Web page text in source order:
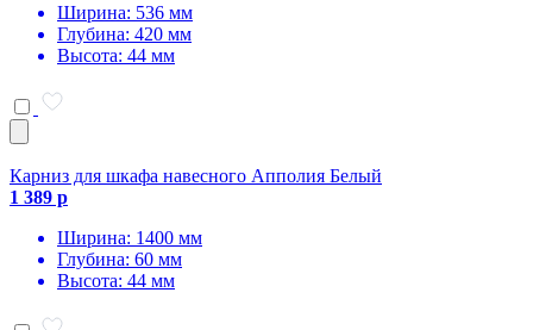
Ширина: 536 мм
Глубина: 420 мм
Высота: 44 мм
Карниз для шкафа навесного Апполия Белый
1 389 р
Ширина: 1400 мм
Глубина: 60 мм
Высота: 44 мм